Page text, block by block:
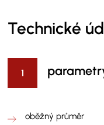
Technické
oběžný průměr